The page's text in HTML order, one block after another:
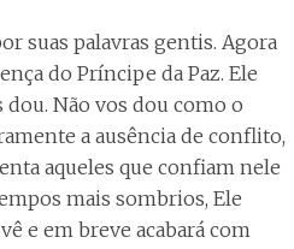
suas palavras gentis. Agora
do Príncipe da Paz. Ele
Não vos dou como o
a ausência de conflito,
aqueles que confiam nele
mais sombrios, Ele
e em breve acabará com